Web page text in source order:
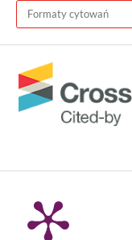
Formaty cytowań